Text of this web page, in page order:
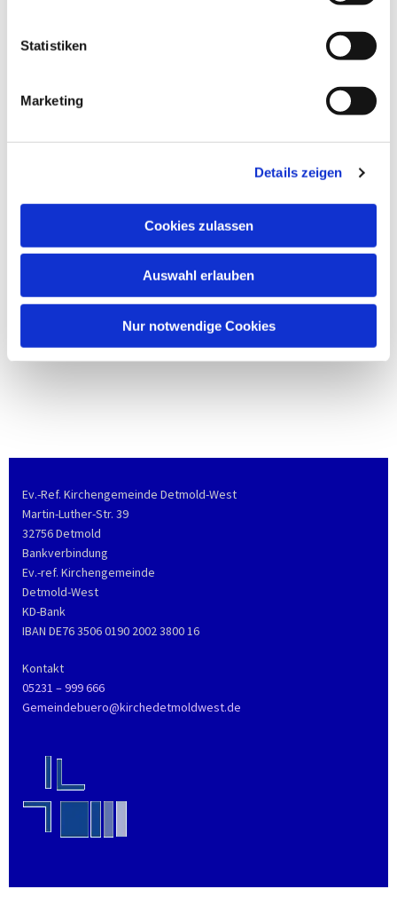
Statistiken
Marketing
Details zeigen
Cookies zulassen
Auswahl erlauben
Nur notwendige Cookies
Ev.-Ref. Kirchengemeinde Detmold-West
Martin-Luther-Str. 39
32756 Detmold
Bankverbindung
Ev.-ref. Kirchengemeinde
Detmold-West
KD-Bank
IBAN DE76 3506 0190 2002 3800 16
Kontakt
05231 – 999 666
Gemeindebuero@kirchedetmoldwest.de